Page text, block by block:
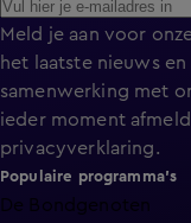
Meld je aan voor
het laatste nieuws
samenwerking met
ieder moment
privacyverklaring.
Populaire programma's
De Bondgenoten